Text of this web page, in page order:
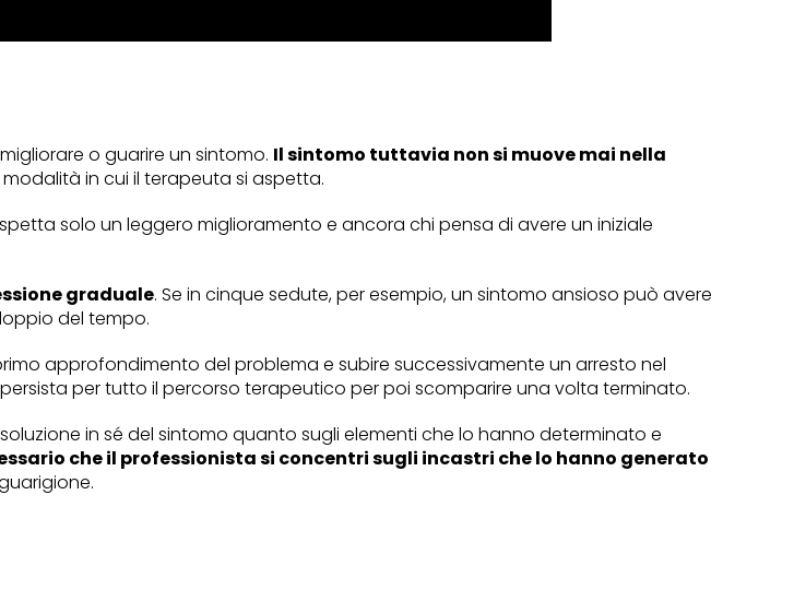
o guarire un sintomo. Il sintomo tuttavia non si muove mai nella
in cui il terapeuta si aspetta.
solo un leggero miglioramento e ancora chi pensa di avere un iniziale
graduale. Se in cinque sedute, per esempio, un sintomo ansioso può avere
del tempo.
approfondimento del problema e subire successivamente un arresto nel
per tutto il percorso terapeutico per poi scomparire una volta terminato.
in sé del sintomo quanto sugli elementi che lo hanno determinato e
che il professionista si concentri sugli incastri che lo hanno generato